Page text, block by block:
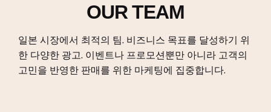
OUR TEAM
일본 시장에서 최적의 팀. 비즈니스 목표를 달성하기 위
한 다양한 광고. 이벤트나 프로모션뿐만 아니라 고객의
고민을 반영한 판매를 위한 마케팅에 집중합니다.